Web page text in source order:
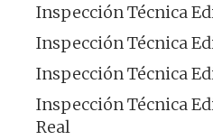
Inspección Técnica
Inspección Técnica
Inspección Técnica
Inspección Técnica
Real